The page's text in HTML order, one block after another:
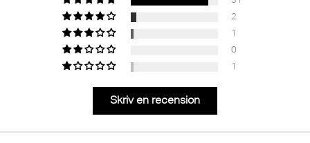
2
1
0
1
Skriv en recension